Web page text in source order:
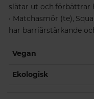
slätar ut och förbättrar
• Matchasmör (te),
har barriärstärkande
Vegan
Ekologisk